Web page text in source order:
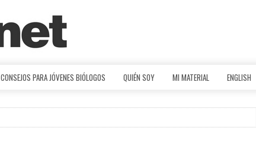
CONSEJOS PARA JÓVENES BIÓLOGOS QUIÉN SOY MI MATERIAL ENGLISH